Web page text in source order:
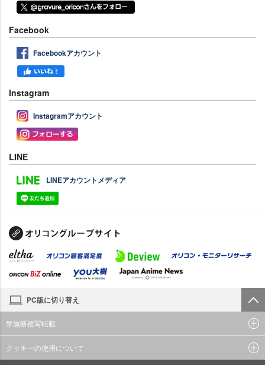
Facebook
Facebookアカウント
Instagram
Instagramアカウント
LINE
LINEアカウントメディア
PC版に切り替え
禁無断複写転載
クッキーの使用について